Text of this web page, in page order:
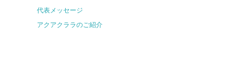
代表メッセージ
アクアクララのご紹介